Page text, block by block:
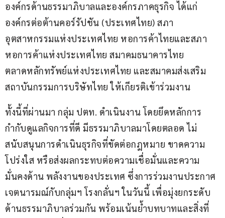
องค์กรด้านธรรมาภิบาลและองค์กรภาคธุรกิจ ได้แก่
องค์กรต่อต้านคอร์รัปชัน (ประเทศไทย) สภา
อุตสาหกรรมแห่งประเทศไทย หอการค้าไทยและสภา
หอการค้าแห่งประเทศไทย สมาคมธนาคารไทย
ตลาดหลักทรัพย์แห่งประเทศไทย และสมาคมส่งเสริม
สถาบันกรรมการบริษัทไทย ให้เกียรติเข้าร่วมงาน
ทั้งนี้ที่ผ่านมา กลุ่ม ปตท. ดำเนินงาน โดยยึดหลักการ
กำกับดูแลกิจการที่ดี มีธรรมาภิบาลมาโดยตลอด ไม่
สนับสนุนการดำเนินธุรกิจที่ขัดต่อกฎหมาย ขาดความ
โปร่งใส หรือส่งผลกระทบต่อความเชื่อมั่นและความ
มั่นคงด้าน พลังงานของประเทศ ซึ่งการร่วมงานประกาศ
เจตนารมณ์กับกลุ่มฯ โรงกลั่นฯ ในวันนี้ เพื่อมุ่งยกระดับ
ด้านธรรมาภิบาลร่วมกัน พร้อมเน้นย้ำบทบาทและสิ่งที่